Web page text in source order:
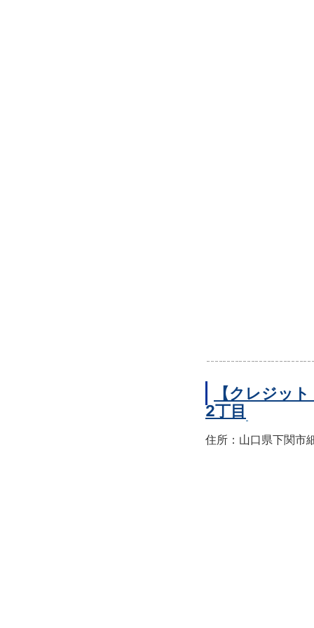
【クレジッ
2丁目
住所：山口県下関市